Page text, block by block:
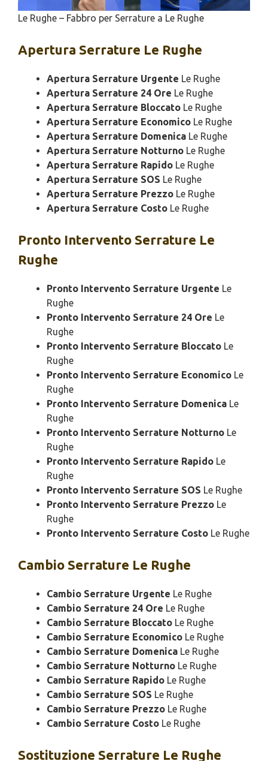
Le Rughe – Fabbro per Serrature a Le Rughe
Apertura Serrature Le Rughe
Apertura Serrature Urgente Le Rughe
Apertura Serrature 24 Ore Le Rughe
Apertura Serrature Bloccato Le Rughe
Apertura Serrature Economico Le Rughe
Apertura Serrature Domenica Le Rughe
Apertura Serrature Notturno Le Rughe
Apertura Serrature Rapido Le Rughe
Apertura Serrature SOS Le Rughe
Apertura Serrature Prezzo Le Rughe
Apertura Serrature Costo Le Rughe
Pronto Intervento Serrature Le
Rughe
Pronto Intervento Serrature Urgente Le
Rughe
Pronto Intervento Serrature 24 Ore Le
Rughe
Pronto Intervento Serrature Bloccato Le
Rughe
Pronto Intervento Serrature Economico Le
Rughe
Pronto Intervento Serrature Domenica Le
Rughe
Pronto Intervento Serrature Notturno Le
Rughe
Pronto Intervento Serrature Rapido Le
Rughe
Pronto Intervento Serrature SOS Le Rughe
Pronto Intervento Serrature Prezzo Le
Rughe
Pronto Intervento Serrature Costo Le Rughe
Cambio Serrature Le Rughe
Cambio Serrature Urgente Le Rughe
Cambio Serrature 24 Ore Le Rughe
Cambio Serrature Bloccato Le Rughe
Cambio Serrature Economico Le Rughe
Cambio Serrature Domenica Le Rughe
Cambio Serrature Notturno Le Rughe
Cambio Serrature Rapido Le Rughe
Cambio Serrature SOS Le Rughe
Cambio Serrature Prezzo Le Rughe
Cambio Serrature Costo Le Rughe
Sostituzione Serrature Le Rughe